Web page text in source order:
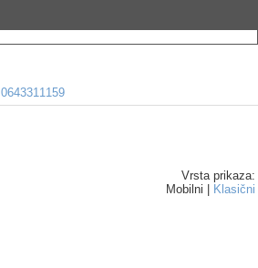
0643311159
Vrsta prikaza:
Mobilni |
Klasični